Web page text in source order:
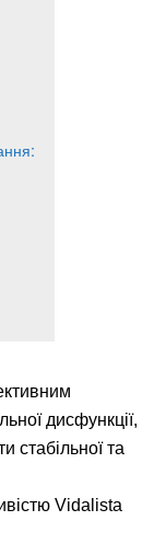
дисфункції,
стабільної та
Vidalista